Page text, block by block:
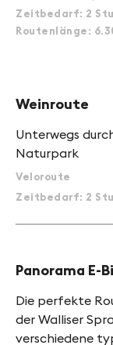
Zeitbedarf: 2
Routenlänge:
Weinroute
Unterwegs
Naturpark
Veloroute
Zeitbedarf: 2
Panorama E-
Die perfekte
der Walliser
verschiedene